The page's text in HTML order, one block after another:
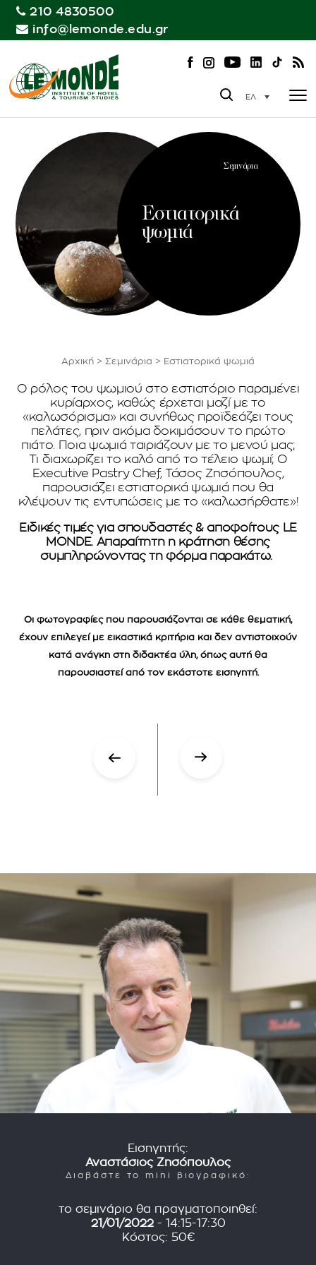
210 4830500
info@lemonde.edu.gr
ΕΛ
Σεμινάρια
Εστιατορικά
ψωμιά
Αρχική > Σεμινάρια > Εστιατορικά ψωμιά
Ο ρόλος του ψωμιού στο εστιατόριο παραμένει
κυρίαρχος, καθώς έρχεται μαζί με το
«καλωσόρισμα» και συνήθως προϊδεάζει τους
πελάτες, πριν ακόμα δοκιμάσουν το πρώτο
πιάτο. Ποια ψωμιά ταιριάζουν με το μενού μας;
Τι διαχωρίζει το καλό από το τέλειο ψωμί; Ο
Εxecutive Pastry Chef, Τάσος Ζησόπουλος,
παρουσιάζει εστιατορικά ψωμιά που θα
κλέψουν τις εντυπώσεις με το «καλωσήρθατε»!
Ειδικές τιμές για σπουδαστές & αποφοίτους LE
MONDE. Απαραίτητη η κράτηση θέσης
συμπληρώνοντας τη φόρμα παρακάτω.
Οι φωτογραφίες που παρουσιάζονται σε κάθε θεματική,
έχουν επιλεγεί με εικαστικά κριτήρια και δεν αντιστοιχούν
κατά ανάγκη στη διδακτέα ύλη, όπως αυτή θα
παρουσιαστεί από τον εκάστοτε εισηγητή.
Εισηγητής:
Αναστάσιος Ζησόπουλος
Διαβάστε το mini βιογραφικό:
το σεμινάριο θα πραγματοποιηθεί:
21/01/2022- 14:15-17:30
Κόστος: 50€